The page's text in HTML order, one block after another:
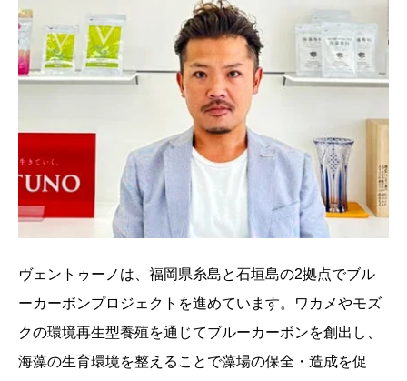
ヴェントゥーノは、福岡県糸島と石垣島の2拠点でブル
ーカーボンプロジェクトを進めています。ワカメやモズ
クの環境再生型養殖を通じてブルーカーボンを創出し、
海藻の生育環境を整えることで藻場の保全・造成を促